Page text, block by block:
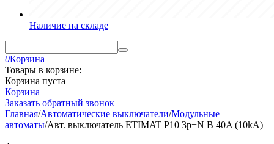
Наличие на складе
0Корзина
Товары в корзине:
Корзина пуста
Корзина
Заказать обратный звонок
Главная/Автоматические выключатели/Модульные
автоматы/Авт. выключатель ETIMAT P10 3p+N B 40A (10kA)